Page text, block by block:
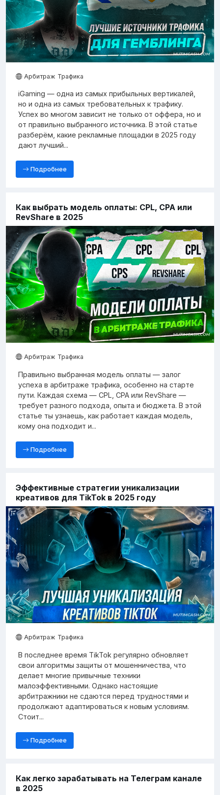
Арбитраж Трафика
iGaming — одна из самых прибыльных вертикалей,
но и одна из самых требовательных к трафику.
Успех во многом зависит не только от оффера, но и
от правильно выбранного источника. В этой статье
разберём, какие рекламные площадки в 2025 году
дают лучший...
Подробнее
Как выбрать модель оплаты: CPL, CPA или
RevShare в 2025
Арбитраж Трафика
Правильно выбранная модель оплаты — залог
успеха в арбитраже трафика, особенно на старте
пути. Каждая схема — CPL, CPA или RevShare —
требует разного подхода, опыта и бюджета. В этой
статье ты узнаешь, как работает каждая модель,
кому она подходит и...
Подробнее
Эффективные стратегии уникализации
креативов для TikTok в 2025 году
Арбитраж Трафика
В последнее время TikTok регулярно обновляет
свои алгоритмы защиты от мошенничества, что
делает многие привычные техники
малоэффективными. Однако настоящие
арбитражники не сдаются перед трудностями и
продолжают адаптироваться к новым условиям.
Стоит...
Подробнее
Как легко зарабатывать на Телеграм канале
в 2025